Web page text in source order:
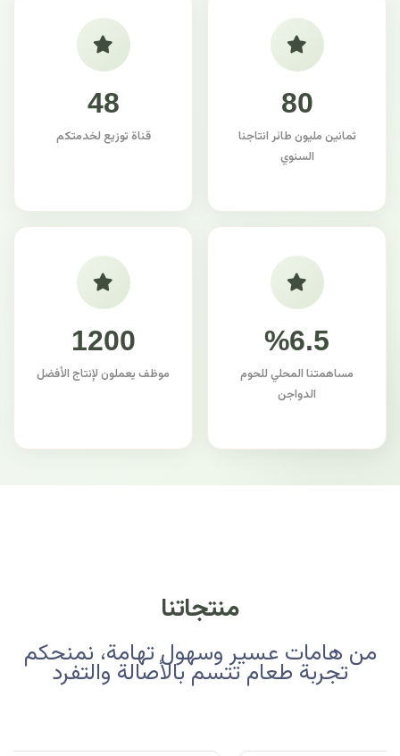
80
ثمانين مليون طائر انتاجنا
السنوي
48
قناة توزيع لخدمتكم
%6.5
مساهمتنا المحلي للحوم
الدواجن
1200
موظف يعملون لإنتاج الأفضل
منتجاتنا
من هامات عسير وسهول تهامة، نمنحكم
تجربة طعام تتسم بالأصالة والتفرد